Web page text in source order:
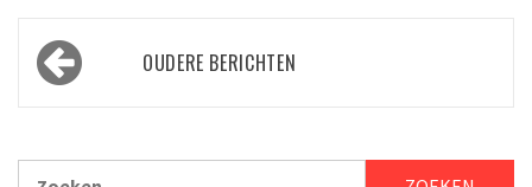
Berichtennavigatie
OUDERE BERICHTEN